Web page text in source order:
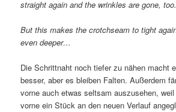
straight again and the wrinkles are gone, too.
But this makes the crotchseam to tight
even deeper…
Die Schrittnaht noch tiefer zu nähen macht
besser, aber es bleiben Falten. Außerdem
vorne auch etwas seltsam auszusehen,
vorne ein Stück an den neuen Verlauf